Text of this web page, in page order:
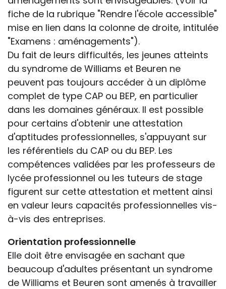
fiche de la rubrique "Rendre l'école accessible"
mise en lien dans la colonne de droite, intitulée
"Examens : aménagements").
Du fait de leurs difficultés, les jeunes atteints
du syndrome de Williams et Beuren ne
peuvent pas toujours accéder à un diplôme
complet de type CAP ou BEP, en particulier
dans les domaines généraux. Il est possible
pour certains d'obtenir une attestation
d'aptitudes professionnelles, s'appuyant sur
les référentiels du CAP ou du BEP. Les
compétences validées par les professeurs de
lycée professionnel ou les tuteurs de stage
figurent sur cette attestation et mettent ainsi
en valeur leurs capacités professionnelles vis-
à-vis des entreprises.
Orientation professionnelle
Elle doit être envisagée en sachant que
beaucoup d'adultes présentant un syndrome
de Williams et Beuren sont amenés à travailler